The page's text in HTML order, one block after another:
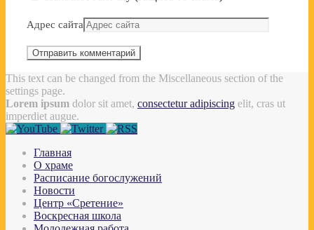
Адрес сайта
This text can be changed from the Miscellaneous section of the
settings page.
Lorem ipsum dolor sit amet, consectetur adipiscing elit, cras ut
imperdiet augue.
Главная
О храме
Расписание богослужений
Новости
Центр «Сретение»
Воскресная школа